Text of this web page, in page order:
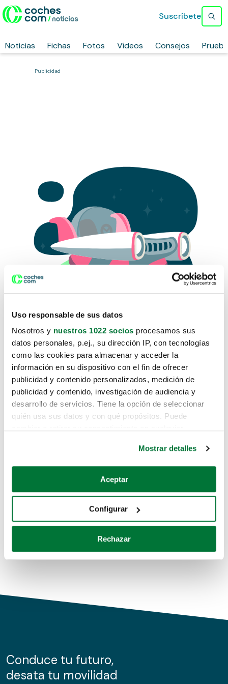
Uso responsable de sus datos
Nosotros y nuestros 1022 socios procesamos sus
datos personales, p.ej., su dirección IP, con tecnologías
como las cookies para almacenar y acceder la
información en su dispositivo con el fin de ofrecer
publicidad y contenido personalizados, medición de
publicidad y contenido, investigación de audiencia y
desarrollo de servicios. Tiene la opción de seleccionar
quién usa sus datos y con qué propósitos. Puede
Si lo permite, también quisiéramos:
Recopilar información sobre su ubicación geográfica
Identificar su dispositivo analizándolo activamente
para buscar características específicas (huellas
Obtenga más información sobre cómo se procesan sus
de cookies.
información sobre el uso que haga del sitio web con
nuestros partners de redes sociales, publicidad y análisis
Mostrar detalles
Aceptar
Configurar
Rechazar
Noticias Fichas Fotos Vídeos Consejos
Suscríbete
Publicidad
Lo sentimos, no sabemos como
te hemos traido hasta aquí.
Pero puedes encontrar el coche que estás
buscando en alguno de estos enlaces:
Coches de segunda mano
Coches de km0
Conduce tu futuro,
desata tu movilidad